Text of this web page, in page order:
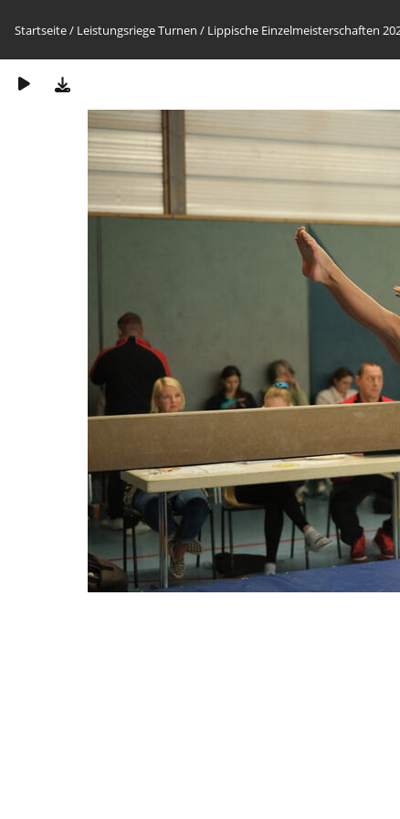
Startseite/ Leistungsriege Turnen / Lippische Einzelmeisterschaften